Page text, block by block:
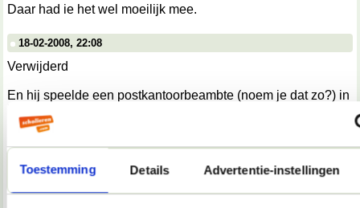
Toestemming Details Advertentie-instellingen
Daar had ie het wel moeilijk mee.
18-02-2008, 22:08
Verwijderd
En hij speelde een postkantoorbeambte (noem je dat zo?) in
geschreven, maar hij vond het maar niets, want hij moest de
over wachten. Vond ik wel mooi.